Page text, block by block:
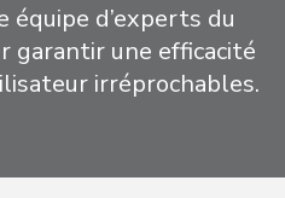
équipe d’experts du
garantir une efficacité
irréprochables.